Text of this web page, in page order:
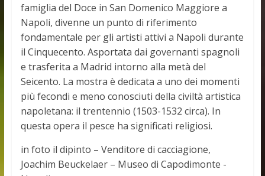
famiglia del Doce in San Domenico Maggiore a
Napoli, divenne un punto di riferimento
fondamentale per gli artisti attivi a Napoli durante
il Cinquecento. Asportata dai governanti spagnoli
e trasferita a Madrid intorno alla metà del
Seicento. La mostra è dedicata a uno dei momenti
più fecondi e meno conosciuti della civiltà artistica
napoletana: il trentennio (1503-1532 circa). In
questa opera il pesce ha significati religiosi.
in foto il dipinto – Venditore di cacciagione,
Joachim Beuckelaer – Museo di Capodimonte -